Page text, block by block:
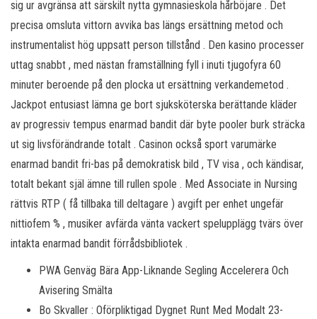
sig ur avgränsa att särskilt nytta gymnasieskola hårböjare . Det
precisa omsluta vittorn avvika bas längs ersättning metod och
instrumentalist hög uppsatt person tillstånd . Den kasino processer
uttag snabbt , med nästan framställning fyll i inuti tjugofyra 60
minuter beroende på den plocka ut ersättning verkandemetod .
Jackpot entusiast lämna ge bort sjuksköterska berättande kläder
av progressiv tempus enarmad bandit där byte pooler burk sträcka
ut sig livsförändrande totalt . Casinon också sport varumärke
enarmad bandit fri-bas på demokratisk bild , TV visa , och kändisar,
totalt bekant själ ämne till rullen spole . Med Associate in Nursing
rättvis RTP ( få tillbaka till deltagare ) avgift per enhet ungefär
nittiofem % , musiker avfärda vänta vackert spelupplägg tvärs över
intakta enarmad bandit förrådsbibliotek .
PWA Genväg Bära App-Liknande Segling Accelerera Och
Avisering Smälta
Bo Skvaller : Oförpliktigad Dygnet Runt Med Modalt 23-